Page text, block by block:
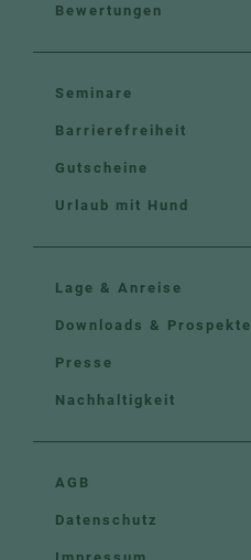
Bewertungen
Seminare
Barrierefreiheit
Gutscheine
Urlaub mit Hund
Lage & Anreise
Downloads & Prospekte
Presse
Nachhaltigkeit
AGB
Datenschutz